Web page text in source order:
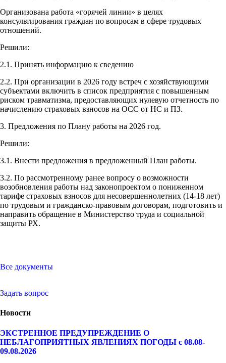
Организована работа «горячей линии» в целях
консультирования граждан по вопросам в сфере трудовых
отношений.
Решили:
2.1. Принять информацию к сведению
2.2. При организации в 2026 году встреч с хозяйствующими
субъектами включить в список предприятия с повышенным
риском травматизма, предоставляющих нулевую отчетность по
начислению страховых взносов на ОСС от НС и ПЗ.
3. Предложения по Плану работы на 2026 год.
Решили:
3.1. Внести предложения в предложенный План работы.
3.2. По рассмотренному ранее вопросу о возможности
возобновления работы над законопроектом о пониженном
тарифе страховых взносов для несовершеннолетних (14-18 лет)
по трудовым и гражданско-правовым договорам, подготовить и
направить обращение в Министерство труда и социальной
защиты РХ.
Все документы
Задать вопрос
Новости
ЭКСТРЕННОЕ ПРЕДУПРЕЖДЕНИЕ О
НЕБЛАГОПРИЯТНЫХ ЯВЛЕНИЯХ ПОГОДЫ с 08.08-
09.08.2026